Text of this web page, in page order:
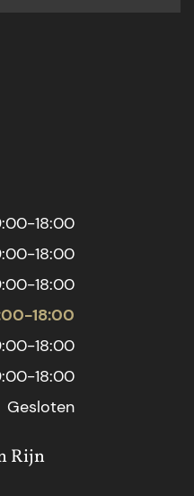
18:00
18:00
18:00
18:00
18:00
18:00
Gesloten
Rijn